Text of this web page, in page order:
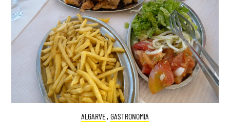
ALGARVE, GASTRONOMIA